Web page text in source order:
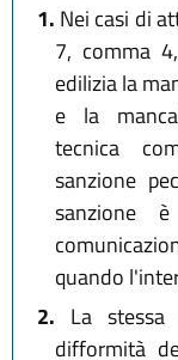
1. Nei casi di
7, comma
edilizia la
e la
tecnica
sanzione
sanzione
quando
2. La
difformità